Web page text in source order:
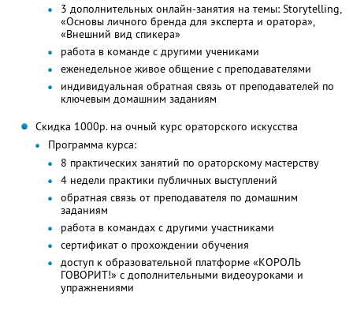
3 дополнительных онлайн-занятия на темы: Storytelling,
«Основы личного бренда для эксперта и оратора»,
«Внешний вид спикера»
работа в команде с другими учениками
еженедельное живое общение с преподавателями
индивидуальная обратная связь от преподавателей по
ключевым домашним заданиям
Скидка 1000р. на очный курс ораторского искусства
Программа курса:
8 практических занятий по ораторскому мастерству
4 недели практики публичных выступлений
обратная связь от преподавателя по домашним
заданиям
работа в командах с другими участниками
сертификат о прохождении обучения
доступ к образовательной платформе «КОРОЛЬ
ГОВОРИТ!» с дополнительными видеоуроками и
упражнениями